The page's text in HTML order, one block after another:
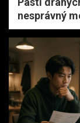
nesprávný